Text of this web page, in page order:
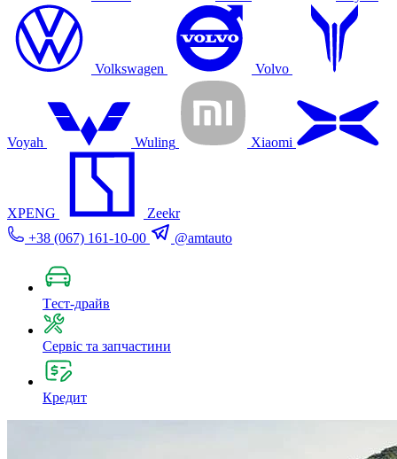
Volkswagen Volvo
Voyah Wuling Xiaomi
XPENG
Zeekr
+38 (067) 161-10-00
@amtauto
Tест-драйв
Сервіс та запчастини
Кредит